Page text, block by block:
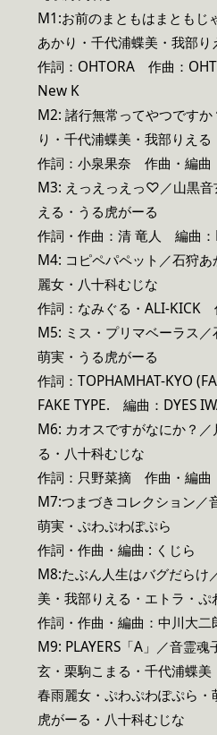
M1:お前のまともはまともじ
あかり・千代浦蝶美・我部
作詞：OHTORA 作曲：
New K
M2: 諸行無常ってやつです
り・千代浦蝶美・我部りえる
作詞：小泉果奈 作曲・編曲
M3: えっえっえっ♡／山黒音
える・うる虎がーる
作詞・作曲：清 竜人 編曲：
M4: コピペパペット／石狩
麗女・八十科むじな
作詞：なみぐる・ALI-KICK
M5: ミス・プリマベーラス／
萌実・うる虎がーる
作詞：TOPHAMHAT-KYO
FAKE TYPE. 編曲：DYES
M6: カオスですがなにか？
る・八十科むじな
作詞：只野菜摘 作曲・編曲
M7:つまづきコレクション／
萌実・ぷわぷわぽぷら
作詞・作曲・編曲 : くじら
M8:たぶん人生はバグだらけ
美・我部りえる・エトラ・ぷ
作詞・作曲・編曲：中川大二
M9: PLAYERS「A」／音霊
玄・栗駒こまる・千代浦蝶美
春雨麗女・ぷわぷわぽぷら
虎がーる・八十科むじな